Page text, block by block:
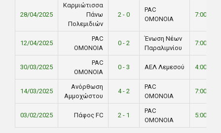
28/04/2025
Καρμιώτισσα
Πάνω
Πολεμιδιών
2 - 0
PAC
ΟΜΟΝΟΙΑ
7:00 PM
12/04/2025
PAC
ΟΜΟΝΟΙΑ
0 - 2
Ένωση Νέων
Παραλιμνίου
7:00 PM
30/03/2025
PAC
ΟΜΟΝΟΙΑ
0 - 3 ΑΕΛ Λεμεσού 4:00 PM
14/03/2025
Ανόρθωση
Αμμοχώστου
4 - 2
PAC
ΟΜΟΝΟΙΑ
7:00 PM
03/02/2025 Πάφος FC 2 - 1
PAC
ΟΜΟΝΟΙΑ
5:00 PM